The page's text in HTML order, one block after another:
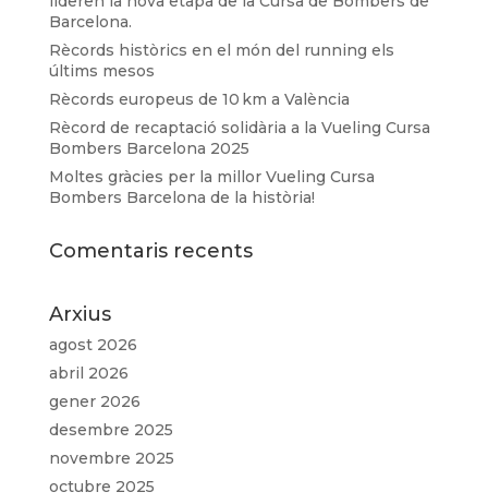
Barcelona.
Rècords històrics en el món del running els
últims mesos
Rècords europeus de 10 km a València
Rècord de recaptació solidària a la Vueling Cursa
Bombers Barcelona 2025
Moltes gràcies per la millor Vueling Cursa
Bombers Barcelona de la història!
Comentaris recents
Arxius
agost 2026
abril 2026
gener 2026
desembre 2025
novembre 2025
octubre 2025